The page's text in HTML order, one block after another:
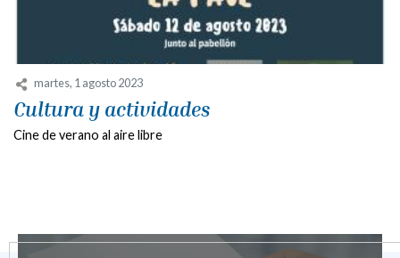
martes, 1 agosto 2023
Cultura y actividades
Cine de verano al aire libre